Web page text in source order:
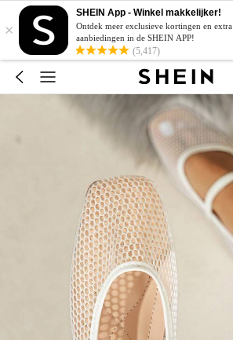
×
SHEIN App - Winkel makkelijker!
Ontdek meer exclusieve kortingen en extra
aanbiedingen in de SHEIN APP!
(5,417)